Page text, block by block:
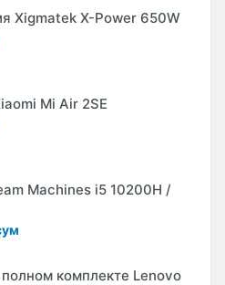
Xigmatek X-Power 650W
Mi Air 2SE
Machines i5 10200H /
комплекте Lenovo